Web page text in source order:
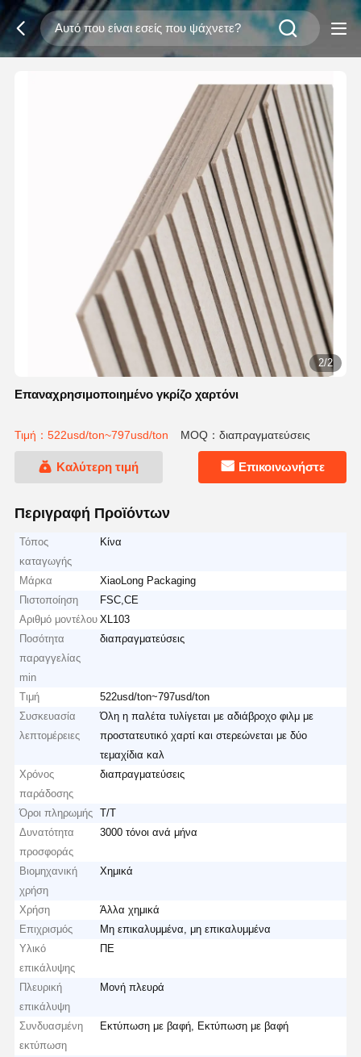
2/2
Επαναχρησιμοποιημένο γκρίζο χαρτόνι
Τιμή：522usd/ton~797usd/ton MOQ：διαπραγματεύσεις
Καλύτερη τιμή Επικοινωνήστε
Περιγραφή Προϊόντων
Τόπος
καταγωγής
Κίνα
Μάρκα
XiaoLong Packaging
Πιστοποίηση
FSC,CE
Αριθμό μοντέλου XL103
Ποσότητα
παραγγελίας
min
διαπραγματεύσεις
Τιμή
522usd/ton~797usd/ton
Συσκευασία
λεπτομέρειες
Όλη η παλέτα τυλίγεται με αδιάβροχο φιλμ με
προστατευτικό χαρτί και στερεώνεται με δύο
τεμαχίδια καλ
Χρόνος
παράδοσης
διαπραγματεύσεις
Όροι πληρωμής
Τ/Τ
Δυνατότητα
προσφοράς
3000 τόνοι ανά μήνα
Βιομηχανική
χρήση
Χημικά
Χρήση
Άλλα χημικά
Επιχρισμός
Μη επικαλυμμένα, μη επικαλυμμένα
Υλικό
επικάλυψης
ΠΕ
Πλευρική
επικάλυψη
Μονή πλευρά
Συνδυασμένη
εκτύπωση
Εκτύπωση με βαφή, Εκτύπωση με βαφή